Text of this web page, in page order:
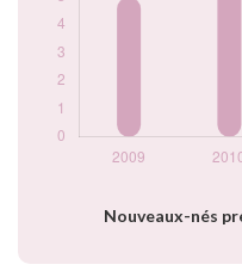
Nouveaux-nés